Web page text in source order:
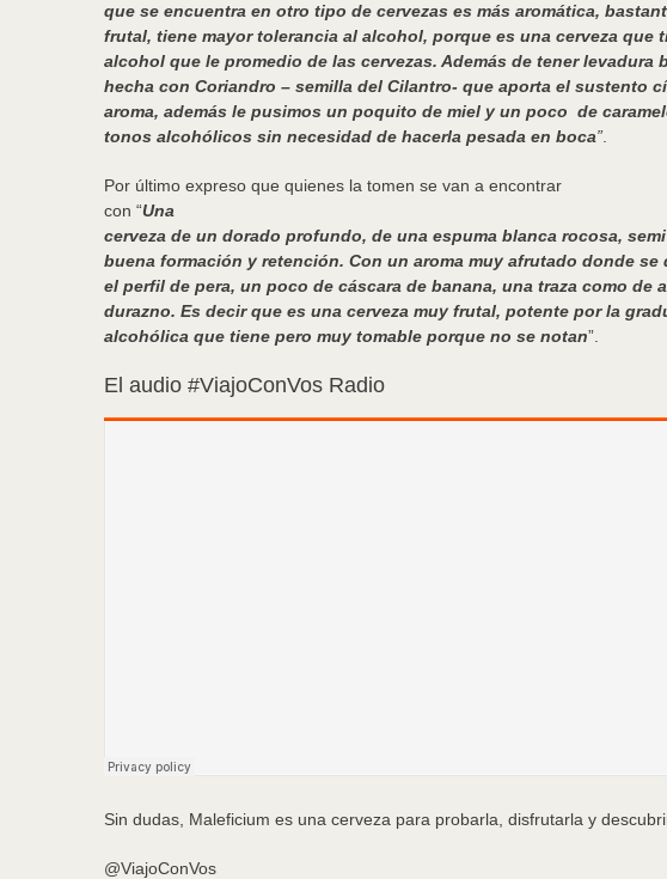
que se encuentra en otro tipo de cervezas es más aromática,
frutal, tiene mayor tolerancia al alcohol, porque es una cerveza que
alcohol que le promedio de las cervezas. Además de tener levadura
hecha con Coriandro – semilla del Cilantro- que aporta el sustento
aroma, además le pusimos un poquito de miel y un poco de
tonos alcohólicos sin necesidad de hacerla pesada en boca”
Por último expreso que quienes la tomen se van a encontrar
con “Una
cerveza de un dorado profundo, de una espuma blanca rocosa,
buena formación y retención. Con un aroma muy afrutado donde se
el perfil de pera, un poco de cáscara de banana, una traza como de
durazno. Es decir que es una cerveza muy frutal, potente por la
alcohólica que tiene pero muy tomable porque no se notan”.
El audio #ViajoConVos Radio
Sin dudas, Maleficium es una cerveza para probarla, disfrutarla y
@ViajoConVos